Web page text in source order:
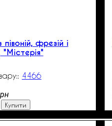
півоній, фрезій і
4466
Купити